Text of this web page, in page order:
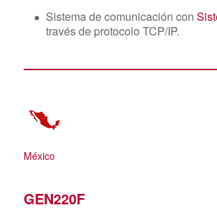
Sistema de comunicación con
través de protocolo TCP/IP.
México
GEN220F